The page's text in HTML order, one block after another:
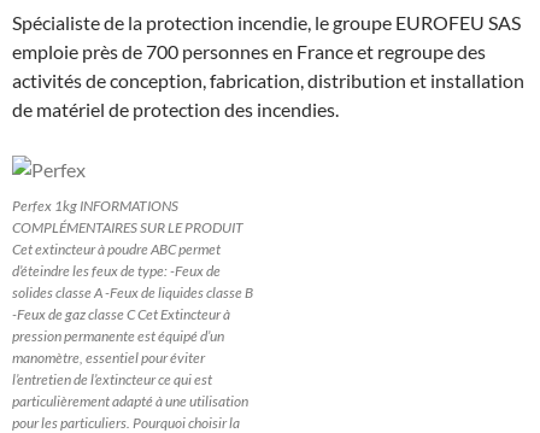
Spécialiste de la protection incendie, le groupe EUROFEU SAS
emploie près de 700 personnes en France et regroupe des
activités de conception, fabrication, distribution et installation
de matériel de protection des incendies.
Perfex 1kg INFORMATIONS
COMPLÉMENTAIRES SUR LE PRODUIT
Cet extincteur à poudre ABC permet
d’éteindre les feux de type: -Feux de
solides classe A -Feux de liquides classe B
-Feux de gaz classe C Cet Extincteur à
pression permanente est équipé d’un
manomètre, essentiel pour éviter
l’entretien de l’extincteur ce qui est
particulièrement adapté à une utilisation
pour les particuliers. Pourquoi choisir la